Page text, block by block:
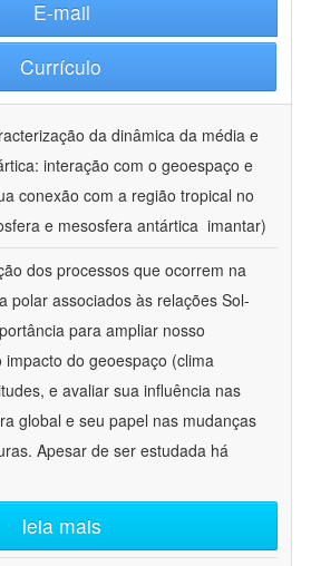
E-mail
Currículo
da dinâmica da média e
interação com o geoespaço e
conexão com a região tropical no
e mesosfera antártica  imantar)
dos processos que ocorrem na
polar associados às relações Sol-
para ampliar nosso
do geoespaço (clima
e avaliar sua influência nas
global e seu papel nas mudanças
Apesar de ser estudada há
leia mais